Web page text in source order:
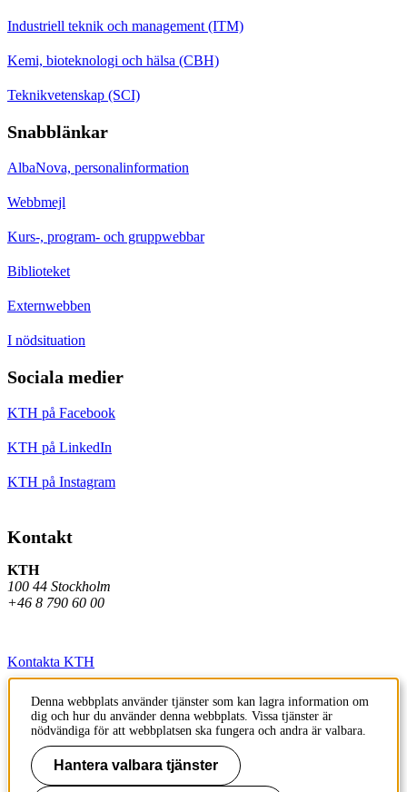
Industriell teknik och management (ITM)
Kemi, bioteknologi och hälsa (CBH)
Teknikvetenskap (SCI)
Snabblänkar
AlbaNova, personalinformation
Webbmejl
Kurs-, program- och gruppwebbar
Biblioteket
Externwebben
I nödsituation
Sociala medier
KTH på Facebook
KTH på LinkedIn
KTH på Instagram
Kontakt
KTH
100 44 Stockholm
+46 8 790 60 00
Kontakta KTH
Jobba på KTH
Press och media
Faktura och betalning KTH
Denna webbplats använder tjänster som kan lagra information om
dig och hur du använder denna webbplats. Vissa tjänster är
nödvändiga för att webbplatsen ska fungera och andra är valbara.
Hantera valbara tjänster